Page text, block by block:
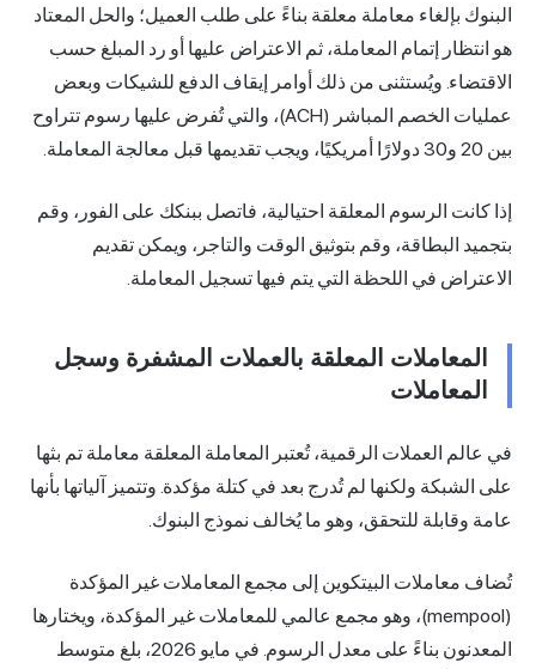
البنوك بإلغاء معاملة معلقة بناءً على طلب العميل؛ والحل المعتاد
هو انتظار إتمام المعاملة، ثم الاعتراض عليها أو رد المبلغ حسب
الاقتضاء. ويُستثنى من ذلك أوامر إيقاف الدفع للشيكات وبعض
عمليات الخصم المباشر (ACH)، والتي تُفرض عليها رسوم تتراوح
بين 20 و30 دولارًا أمريكيًا، ويجب تقديمها قبل معالجة المعاملة.
إذا كانت الرسوم المعلقة احتيالية، فاتصل ببنكك على الفور، وقم
بتجميد البطاقة، وقم بتوثيق الوقت والتاجر، ويمكن تقديم
الاعتراض في اللحظة التي يتم فيها تسجيل المعاملة.
المعاملات المعلقة بالعملات المشفرة وسجل
المعاملات
في عالم العملات الرقمية، تُعتبر المعاملة المعلقة معاملة تم بثها
على الشبكة ولكنها لم تُدرج بعد في كتلة مؤكدة. وتتميز آلياتها بأنها
عامة وقابلة للتحقق، وهو ما يُخالف نموذج البنوك.
تُضاف معاملات البيتكوين إلى مجمع المعاملات غير المؤكدة
(mempool)، وهو مجمع عالمي للمعاملات غير المؤكدة، ويختارها
المعدنون بناءً على معدل الرسوم. في مايو 2026، بلغ متوسط